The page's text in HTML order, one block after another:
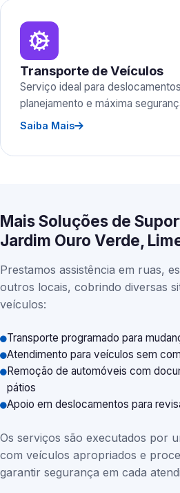
Transporte de Veículos
Serviço ideal para
planejamento e máxima
Saiba Mais
Mais Soluções de
Jardim Ouro Verde,
Prestamos assistência em ruas,
outros locais, cobrindo diversas
veículos:
Transporte programado para
Atendimento para veículos sem
Remoção de automóveis com
pátios
Apoio em deslocamentos para
Os serviços são executados por
com veículos apropriados e
garantir segurança em cada